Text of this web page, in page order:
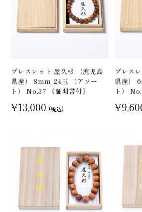
ブレスレット 屋久杉 （鹿児島
県産） 8mm 24玉 （アソー
ト） No.37 《証明書付》
¥13,000 (税込)
ブレス
県産）
ト）